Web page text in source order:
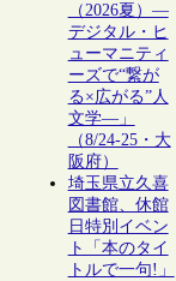
（2026夏）―
デジタル・ヒ
ューマニティ
ーズで“繋が
る×広がる”人
文学―」
（8/24-25・大
阪府）
埼玉県立久喜
図書館、休館
日特別イベン
ト「本のタイ
トルで一句!」